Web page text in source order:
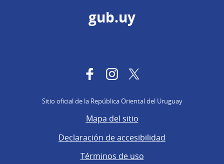
gub.uy
FacebookInstagram
Sitio oficial de la República Oriental del Uruguay
Mapa del sitio
Declaración de accesibilidad
Términos de uso